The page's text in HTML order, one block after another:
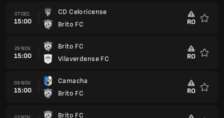
07 DEC.
15:00
CD Celoricense
Brito FC
RO
29 NOV.
15:00
Brito FC
Vilaverdense FC
RO
09 NOV.
15:00
Camacha
Brito FC
RO
Brito FC